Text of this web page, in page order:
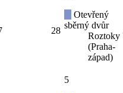
28
Otevřený
sběrný dvůr
Roztoky
(Praha-
západ)
5